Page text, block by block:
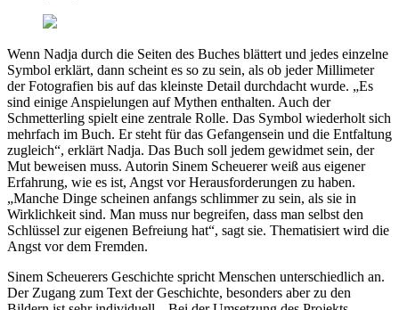
Wenn Nadja durch die Seiten des Buches blättert und jedes einzelne
Symbol erklärt, dann scheint es so zu sein, als ob jeder Millimeter
der Fotografien bis auf das kleinste Detail durchdacht wurde. „Es
sind einige Anspielungen auf Mythen enthalten. Auch der
Schmetterling spielt eine zentrale Rolle. Das Symbol wiederholt sich
mehrfach im Buch. Er steht für das Gefangensein und die Entfaltung
zugleich“, erklärt Nadja. Das Buch soll jedem gewidmet sein, der
Mut beweisen muss. Autorin Sinem Scheuerer weiß aus eigener
Erfahrung, wie es ist, Angst vor Herausforderungen zu haben.
„Manche Dinge scheinen anfangs schlimmer zu sein, als sie in
Wirklichkeit sind. Man muss nur begreifen, dass man selbst den
Schlüssel zur eigenen Befreiung hat“, sagt sie. Thematisiert wird die
Angst vor dem Fremden.
Sinem Scheuerers Geschichte spricht Menschen unterschiedlich an.
Der Zugang zum Text der Geschichte, besonders aber zu den